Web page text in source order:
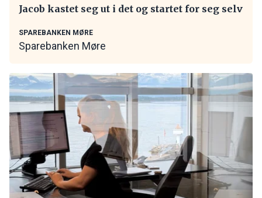
Jacob kastet seg ut i det og startet for seg selv
SPAREBANKEN MØRE
Sparebanken Møre